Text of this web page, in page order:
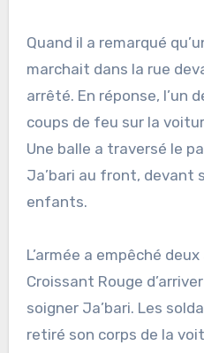
Quand il a remarqué
marchait dans la rue
arrêté. En réponse, l’un
coups de feu sur la
Une balle a traversé le
Ja’bari au front, devant
enfants.
L’armée a empêché
Croissant Rouge
soigner Ja’bari. Les
retiré son corps de la